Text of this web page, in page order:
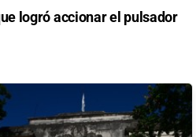
logró accionar el pulsador